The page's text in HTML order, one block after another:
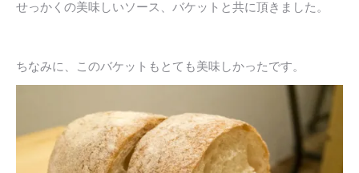
せっかくの美味しいソース、バケットと共に頂きました。
ちなみに、このバケットもとても美味しかったです。